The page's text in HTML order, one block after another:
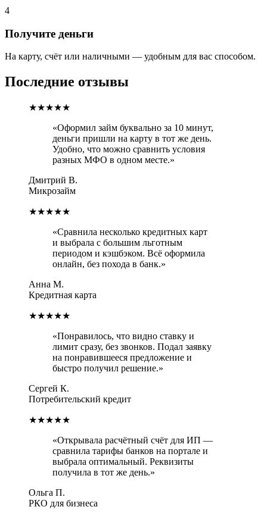
4
Получите деньги
На карту, счёт или наличными — удобным для вас способом.
Последние отзывы
★★★★★
«Оформил займ буквально за 10 минут,
деньги пришли на карту в тот же день.
Удобно, что можно сравнить условия
разных МФО в одном месте.»
Дмитрий В.
Микрозайм
★★★★★
«Сравнила несколько кредитных карт
и выбрала с большим льготным
периодом и кэшбэком. Всё оформила
онлайн, без похода в банк.»
Анна М.
Кредитная карта
★★★★★
«Понравилось, что видно ставку и
лимит сразу, без звонков. Подал заявку
на понравившееся предложение и
быстро получил решение.»
Сергей К.
Потребительский кредит
★★★★★
«Открывала расчётный счёт для ИП —
сравнила тарифы банков на портале и
выбрала оптимальный. Реквизиты
получила в тот же день.»
Ольга П.
РКО для бизнеса